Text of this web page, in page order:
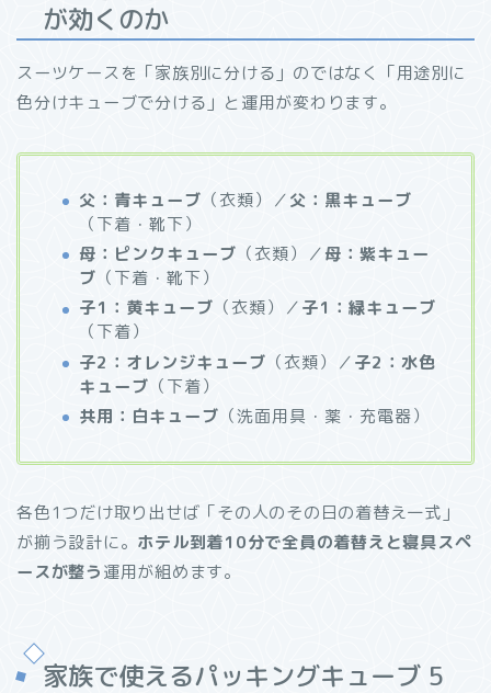
が効くのか
スーツケースを「家族別に分ける」のではなく「用途別に
色分けキューブで分ける」と運用が変わります。
父：青キューブ （衣類）／父：黒キューブ
（下着・靴下）
母：ピンクキューブ （衣類）／母：紫キュー
ブ （下着・靴下）
子1：黄キューブ （衣類）／子1：緑キューブ
（下着）
子2：オレンジキューブ （衣類）／子2：水色
キューブ （下着）
共用：白キューブ （洗面用具・薬・充電器）
各色1つだけ取り出せば「その人のその日の着替え一式」
が揃う設計に。 ホテル到着10分で全員の着替えと寝具スペ
ースが整う運用が組めます。
家族で使えるパッキングキューブ 5